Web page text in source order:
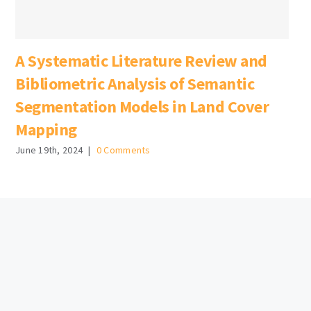
A Systematic Literature Review and
Bibliometric Analysis of Semantic
Segmentation Models in Land Cover
Mapping
June 19th, 2024 | 0 Comments